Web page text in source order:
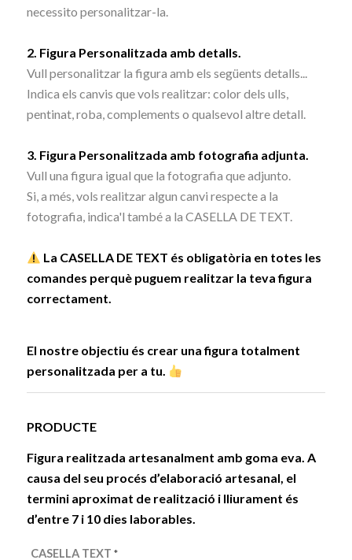
necessito personalitzar-la.
2. Figura Personalitzada amb detalls.
Vull personalitzar la figura amb els següents detalls...
Indica els canvis que vols realitzar: color dels ulls,
pentinat, roba, complements o qualsevol altre detall.
3. Figura Personalitzada amb fotografia adjunta.
Vull una figura igual que la fotografia que adjunto.
Si, a més, vols realitzar algun canvi respecte a la
fotografia, indica'l també a la CASELLA DE TEXT.
La CASELLA DE TEXT és obligatòria en totes les
comandes perquè puguem realitzar la teva figura
correctament.
El nostre objectiu és crear una figura totalment
personalitzada per a tu.
PRODUCTE
Figura realitzada artesanalment amb goma eva. A
causa del seu procés d’elaboració artesanal, el
termini aproximat de realització i lliurament és
d’entre 7 i 10 dies laborables.
CASELLA TEXT *